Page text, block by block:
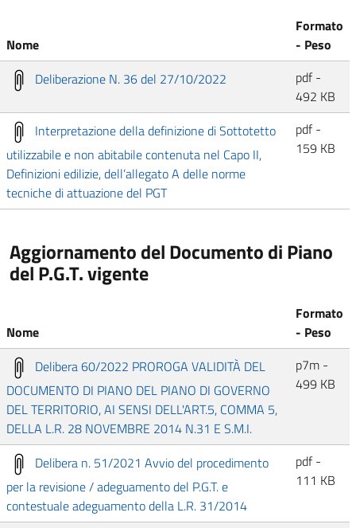
Nome
Formato
- Peso
Deliberazione N. 36 del 27/10/2022
pdf -
492 KB
Interpretazione della definizione di Sottotetto
utilizzabile e non abitabile contenuta nel Capo II,
Definizioni edilizie, dell’allegato A delle norme
tecniche di attuazione del PGT
pdf -
159 KB
Aggiornamento del Documento di Piano
del P.G.T. vigente
Nome
Formato
- Peso
Delibera 60/2022 PROROGA VALIDITÀ DEL
DOCUMENTO DI PIANO DEL PIANO DI GOVERNO
DEL TERRITORIO, AI SENSI DELL'ART.5, COMMA 5,
DELLA L.R. 28 NOVEMBRE 2014 N.31 E S.M.I.
p7m -
499 KB
Delibera n. 51/2021 Avvio del procedimento
per la revisione / adeguamento del P.G.T. e
contestuale adeguamento della L.R. 31/2014
pdf -
111 KB